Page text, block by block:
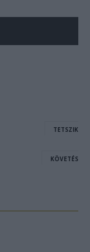
TETSZIK
KÖVETÉS